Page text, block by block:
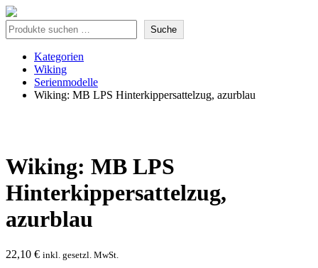
Suche Suche
Kategorien
Wiking
Serienmodelle
Wiking: MB LPS Hinterkippersattelzug, azurblau
Wiking: MB LPS
Hinterkippersattelzug,
azurblau
22,10 € inkl. gesetzl. MwSt.